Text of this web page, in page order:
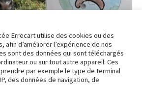
8h30-17h00
transitions 2023 – 5ème édition
Errecart utilise des cookies ou des
afin d’améliorer l’expérience de nos
sont des données qui sont téléchargés
ou sur tout autre appareil. Ces
par exemple le type de terminal
des données de navigation, de